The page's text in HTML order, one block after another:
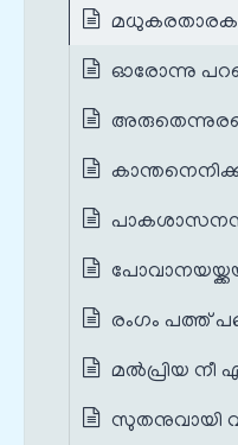
ഓരോന്നു
രംഗം പത്ത്
മൽപ്രിയ നീ
സുതനുവായി